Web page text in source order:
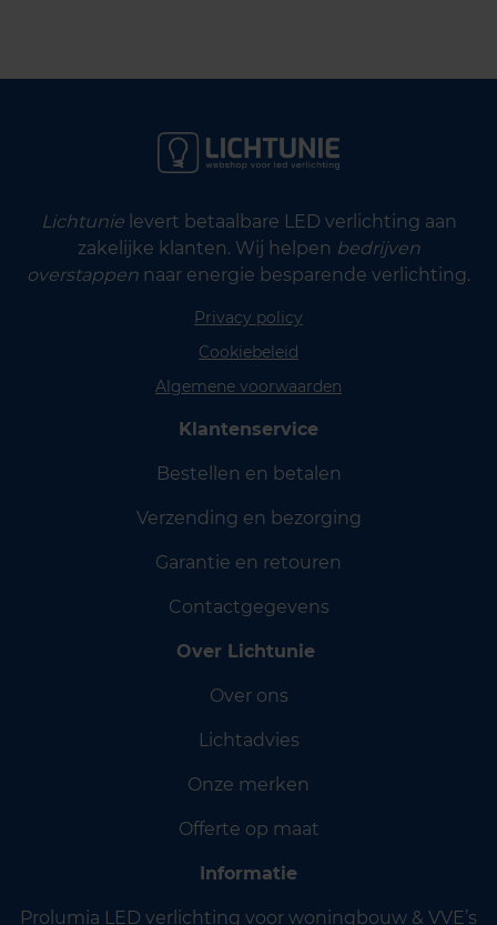
Lichtunielevert betaalbare LED verlichting aan
zakelijke klanten. Wij helpen bedrijven
overstappen naar energie besparende verlichting.
Privacy policy
Cookiebeleid
Algemene voorwaarden
Klantenservice
Bestellen en betalen
Verzending en bezorging
Garantie en retouren
Contactgegevens
Over Lichtunie
Over ons
Lichtadvies
Onze merken
Offerte op maat
Informatie
Prolumia LED verlichting voor woningbouw & VVE’s